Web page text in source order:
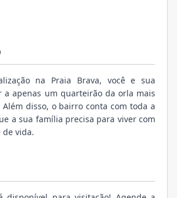
na Praia Brava, você e sua
a apenas um quarteirão da orla mais
disso, o bairro conta com toda a
a sua família precisa para viver com
vida.